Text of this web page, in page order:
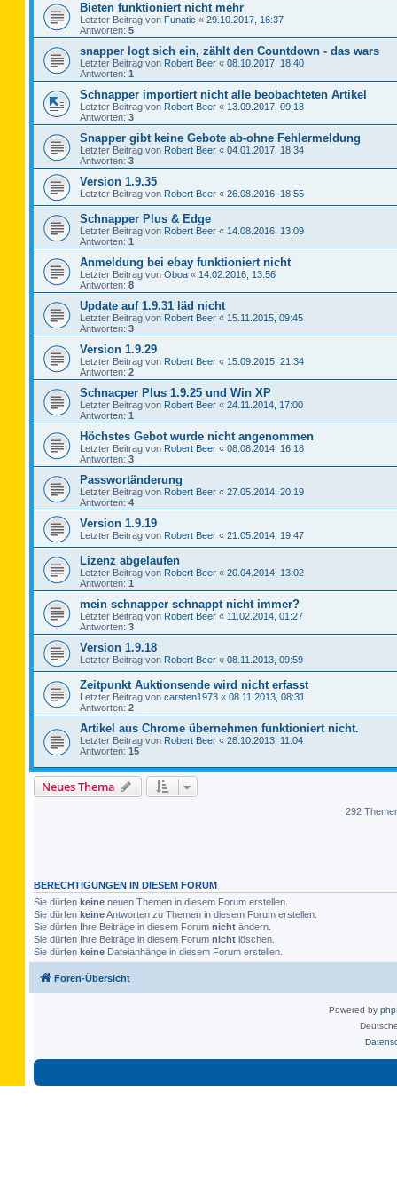
Bieten funktioniert nicht mehr
Letzter Beitrag von Funatic « 29.10.2017, 16:37
Antworten: 5
snapper logt sich ein, zählt den Countdown - das wars
Letzter Beitrag von Robert Beer « 08.10.2017, 18:40
Antworten: 1
Schnapper importiert nicht alle beobachteten Artikel
Letzter Beitrag von Robert Beer « 13.09.2017, 09:18
Antworten: 3
Snapper gibt keine Gebote ab-ohne Fehlermeldung
Letzter Beitrag von Robert Beer « 04.01.2017, 18:34
Antworten: 3
Version 1.9.35
Letzter Beitrag von Robert Beer « 26.08.2016, 18:55
Schnapper Plus & Edge
Letzter Beitrag von Robert Beer « 14.08.2016, 13:09
Antworten: 1
Anmeldung bei ebay funktioniert nicht
Letzter Beitrag von Oboa « 14.02.2016, 13:56
Antworten: 8
Update auf 1.9.31 läd nicht
Letzter Beitrag von Robert Beer « 15.11.2015, 09:45
Antworten: 3
Version 1.9.29
Letzter Beitrag von Robert Beer « 15.09.2015, 21:34
Antworten: 2
Schnacper Plus 1.9.25 und Win XP
Letzter Beitrag von Robert Beer « 24.11.2014, 17:00
Antworten: 1
Höchstes Gebot wurde nicht angenommen
Letzter Beitrag von Robert Beer « 08.08.2014, 16:18
Antworten: 3
Passwortänderung
Letzter Beitrag von Robert Beer « 27.05.2014, 20:19
Antworten: 4
Version 1.9.19
Letzter Beitrag von Robert Beer « 21.05.2014, 19:47
Lizenz abgelaufen
Letzter Beitrag von Robert Beer « 20.04.2014, 13:02
Antworten: 1
mein schnapper schnappt nicht immer?
Letzter Beitrag von Robert Beer « 11.02.2014, 01:27
Antworten: 3
Version 1.9.18
Letzter Beitrag von Robert Beer « 08.11.2013, 09:59
Zeitpunkt Auktionsende wird nicht erfasst
Letzter Beitrag von carsten1973 « 08.11.2013, 08:31
Antworten: 2
Artikel aus Chrome übernehmen funktioniert nicht.
Letzter Beitrag von Robert Beer « 28.10.2013, 11:04
Antworten: 15
Neues Thema
292
BERECHTIGUNGEN IN DIESEM FORUM
Sie dürfen keine neuen Themen in diesem Forum erstellen.
Sie dürfen keineAntworten zu Themen in diesem Forum erstellen.
Sie dürfen Ihre Beiträge in diesem Forum nicht ändern.
Sie dürfen Ihre Beiträge in diesem Forum nicht löschen.
Sie dürfen keine Dateianhänge in diesem Forum erstellen.
Foren-Übersicht
Powered by